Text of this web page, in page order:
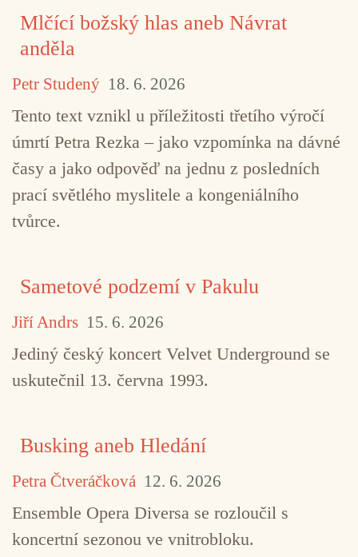
Mlčící božský hlas aneb Návrat
anděla
Petr Studený 18. 6. 2026
Tento text vznikl u příležitosti třetího výročí
úmrtí Petra Rezka – jako vzpomínka na dávné
časy a jako odpověď na jednu z posledních
prací světlého myslitele a kongeniálního
tvůrce.
Sametové podzemí v Pakulu
Jiří Andrs 15. 6. 2026
Jediný český koncert Velvet Underground se
uskutečnil 13. června 1993.
Busking aneb Hledání
Petra Čtveráčková 12. 6. 2026
Ensemble Opera Diversa se rozloučil s
koncertní sezonou ve vnitrobloku.